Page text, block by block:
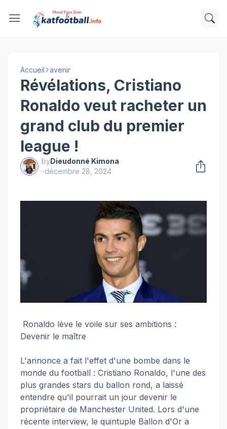
Accueil avenir
Révélations, Cristiano
Ronaldo veut racheter un
grand club du premier
league !
byDieudonné Kimona
-décembre 28, 2024
Ronaldo lève le voile sur ses ambitions :
Devenir le maître
L'annonce a fait l'effet d'une bombe dans le
monde du football : Cristiano Ronaldo, l'une des
plus grandes stars du ballon rond, a laissé
entendre qu'il pourrait un jour devenir le
propriétaire de Manchester United. Lors d'une
récente interview, le quintuple Ballon d'Or a